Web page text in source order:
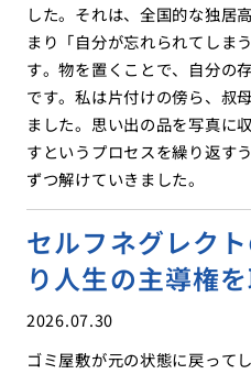
した。それは、全国的な独居
まり「自分が忘れられてしま
す。物を置くことで、自分の
です。私は片付けの傍ら、叔
ました。思い出の品を写真に
すというプロセスを繰り返す
ずつ解けていきました。
セルフネグレク
り人生の主導権
2026.07.30
ゴミ屋敷が元の状態に戻って